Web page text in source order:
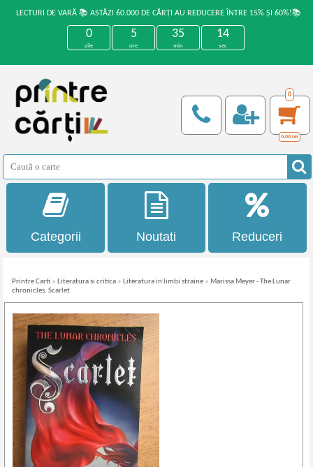
LECTURI DE VARĂ 📚 ASTĂZI 60.000 DE CĂRȚI AU REDUCERE ÎNTRE 15% ȘI 60%!📚
0
zile
5
ore
35
min
14
sec
0
0,00 Lei
Categorii Noutati Reduceri
Printre Carti » Literatura si critica » Literatura in limbi straine » Marissa Meyer - The Lunar
chronicles. Scarlet